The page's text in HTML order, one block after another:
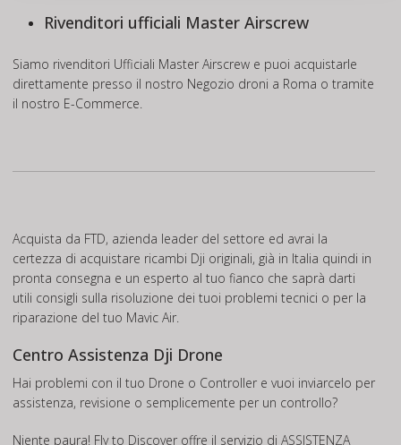
Rivenditori ufficiali Master Airscrew
Siamo rivenditori Ufficiali Master Airscrew e puoi acquistarle
direttamente presso il nostro Negozio droni a Roma o tramite
il nostro E-Commerce.
Acquista da FTD, azienda leader del settore ed avrai la
certezza di acquistare ricambi Dji originali, già in Italia quindi in
pronta consegna e un esperto al tuo fianco che saprà darti
utili consigli sulla risoluzione dei tuoi problemi tecnici o per la
riparazione del tuo Mavic Air.
Centro Assistenza Dji Drone
Hai problemi con il tuo Drone o Controller e vuoi inviarcelo per
assistenza, revisione o semplicemente per un controllo?
Niente paura! Fly to Discover offre il servizio di ASSISTENZA